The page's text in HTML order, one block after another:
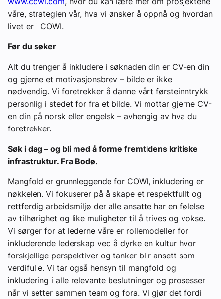
våre, strategien vår, hva vi ønsker å oppnå og hvordan
livet er i COWI.
Før du søker
Alt du trenger å inkludere i søknaden din er CV-en din
og gjerne et motivasjonsbrev – bilde er ikke
nødvendig. Vi foretrekker å danne vårt førsteinntrykk
personlig i stedet for fra et bilde. Vi mottar gjerne CV-
en din på norsk eller engelsk – avhengig av hva du
foretrekker.
Søk i dag – og bli med å forme fremtidens kritiske
infrastruktur. Fra Bodø.
Mangfold er grunnleggende for COWI, inkludering er
nøkkelen. Vi fokuserer på å skape et respektfullt og
rettferdig arbeidsmiljø der alle ansatte har en følelse
av tilhørighet og like muligheter til å trives og vokse.
Vi sørger for at lederne våre er rollemodeller for
inkluderende lederskap ved å dyrke en kultur hvor
forskjellige perspektiver og tanker blir ansett som
verdifulle. Vi tar også hensyn til mangfold og
inkludering i alle relevante beslutninger og prosesser
når vi setter sammen team og fora. Vi gjør det fordi